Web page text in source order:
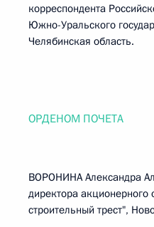
корреспондента
Южно-Уральского
Челябинская область.
ОРДЕНОМ ПОЧЕТА
ВОРОНИНА Александра
директора акционерного
строительный трест",